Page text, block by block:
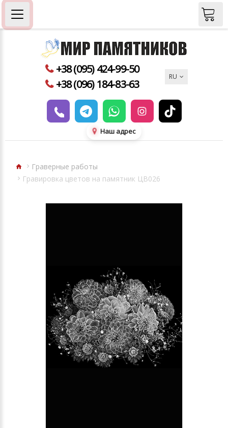
Наш адрес
+38 (095) 424-99-50
+38 (096) 184-83-63
RU
Граверные работы
Гравировка цветов на памятник ЦВ026